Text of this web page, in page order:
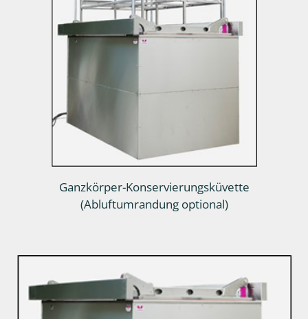
Ganzkörper-Konservierungsküvette
(Abluftumrandung optional)